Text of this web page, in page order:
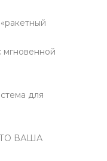
мгновенной
для
ВАША